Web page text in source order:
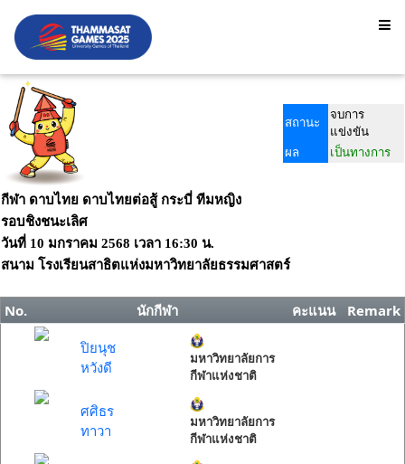
สถานะ
จบการ
แข่งขัน
ผล
เป็นทางการ
กีฬา ดาบไทย ดาบไทยต่อสู้ กระบี่ ทีมหญิง
รอบชิงชนะเลิศ
วันที่ 10 มกราคม 2568 เวลา 16:30 น.
สนาม โรงเรียนสาธิตแห่งมหาวิทยาลัยธรรมศาสตร์
No. นักกีฬา คะแนน Remark
ปิยนุช
หวังดี
มหาวิทยาลัยการ
กีฬาแห่งชาติ
ศศิธร
ทาวา
มหาวิทยาลัยการ
กีฬาแห่งชาติ